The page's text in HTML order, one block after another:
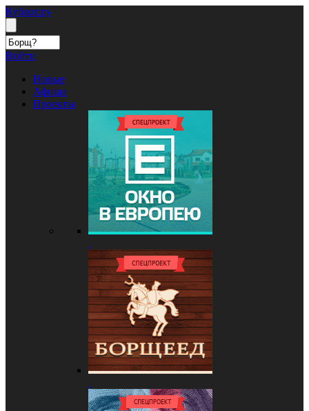
Кублог.ру
Войти
Новые
Афиша
Проекты